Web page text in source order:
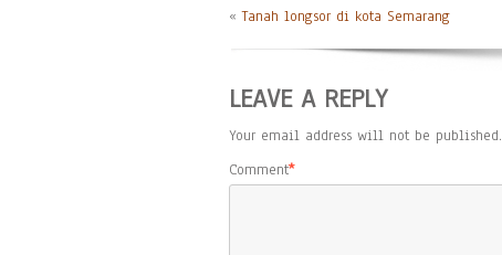
«Tanah longsor di kota Semarang
LEAVE A REPLY
Your email address will not be published.
Comment*